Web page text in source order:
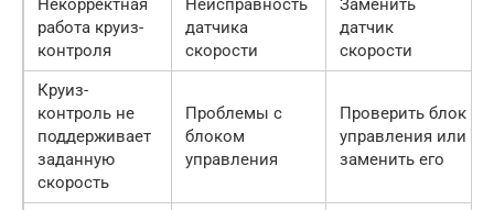
Некорректная
работа круиз-
контроля
Неисправность
датчика
скорости
Заменить
датчик
скорости
Круиз-
контроль не
поддерживает
заданную
скорость
Проблемы с
блоком
управления
Проверить блок
управления или
заменить его